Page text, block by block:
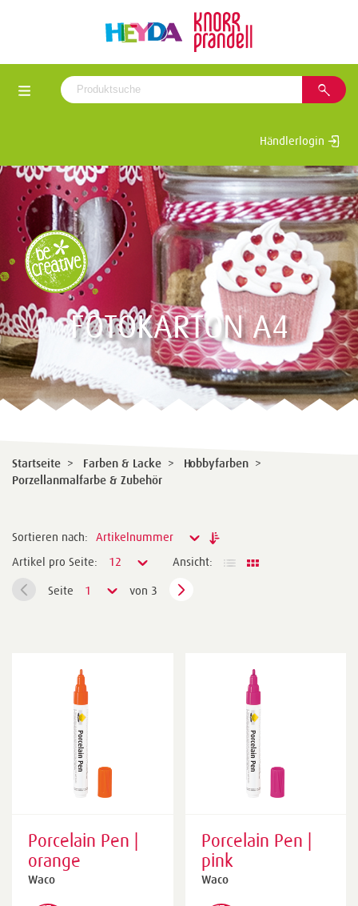
Händlerlogin
FOTOKARTON A4
Startseite > Farben & Lacke > Hobbyfarben >
Porzellanmalfarbe & Zubehör
Sortieren nach:
Artikelnummer
Artikel pro Seite:
12 Ansicht:
Seite 1 von 3
Porcelain Pen |
orange
Waco
Porcelain Pen |
pink
Waco